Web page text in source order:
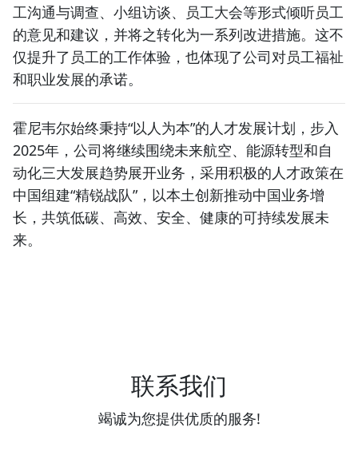
工沟通与调查、小组访谈、员工大会等形式倾听员工
的意见和建议，并将之转化为一系列改进措施。这不
仅提升了员工的工作体验，也体现了公司对员工福祉
和职业发展的承诺。
霍尼韦尔始终秉持“以人为本”的人才发展计划，步入
2025年，公司将继续围绕未来航空、能源转型和自
动化三大发展趋势展开业务，采用积极的人才政策在
中国组建“精锐战队”，以本土创新推动中国业务增
长，共筑低碳、高效、安全、健康的可持续发展未
来。
联系我们
竭诚为您提供优质的服务!